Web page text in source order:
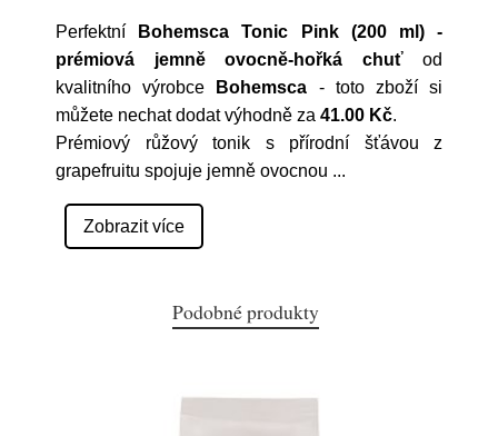
Perfektní
Bohemsca Tonic Pink (200 ml) -
prémiová jemně ovocně-hořká chuťod
kvalitního výrobce
Bohemsca - toto zboží si
můžete nechat dodat výhodně za 41.00 Kč.
Prémiový růžový tonik s přírodní šťávou z
grapefruitu spojuje jemně ovocnou ...
Zobrazit více
Podobné produkty